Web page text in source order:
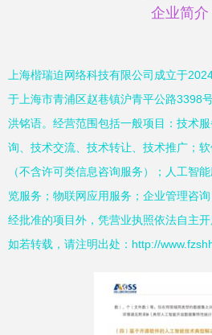
企业简介
上海楷瑞迫网络科技有限公司成立于
于上海市青浦区赵巷镇沪青平公路3398
洪铭语。经营范围包括一般项目：技术
询、技术交流、技术转让、技术推广；
（不含许可类信息咨询服务）；人工智
览服务；物联网应用服务；企业管理咨
经批准的项目外，凭营业执照依法自主开
如若转载，请注明出处：http://